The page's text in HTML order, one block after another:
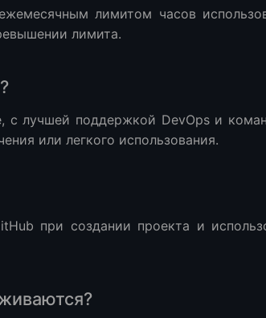
лимитом часов
лимита.
с лучшей поддержкой DevOps и
или легкого использования.
при создании проекта и